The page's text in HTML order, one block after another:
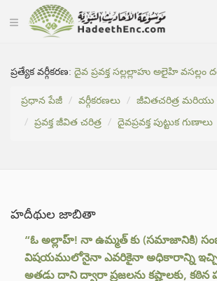
ప్రత్యేక వర్గీకరణ:దైవ ప్రవక్త సల్లల్లాహు అలైహి
ప్రధాన పేజీ
వర్గీకరణలు
జీవితచరిత్ర మరియు
ప్రవక్త జీవిత చరిత్ర
దైవప్రవక్త పుట్టుక గుణాలు
హదీథుల జాబితా
“ఓ అల్లాహ్! నా ఉమ్మత్ కు (సమాజానికి)
విషయములోనైనా ఎవరికైనా అధికారాన్ని
అతడు దాని ద్వారా ప్రజలను కష్టాలకు, కఠిన